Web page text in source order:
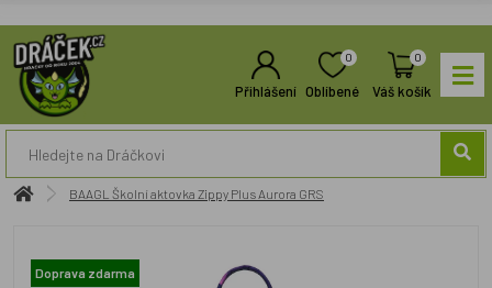
Přihlášení
0
Oblíbené
0
Váš košík
BAAGL Školní aktovka Zippy Plus Aurora GRS
Doprava zdarma